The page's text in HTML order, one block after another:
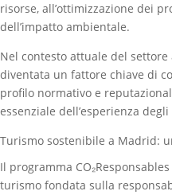
risorse, all’ottimizzazione dei
dell’impatto ambientale.
Nel contesto attuale del
diventata un fattore chiave di
profilo normativo e
essenziale dell’esperienza
Turismo sostenibile a Madrid:
Il programma
turismo fondata sulla